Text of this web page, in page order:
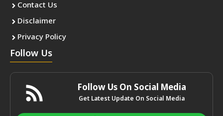
Contact Us
Disclaimer
Privacy Policy
Follow Us
Follow Us On Social Media
Get Latest Update On Social Media